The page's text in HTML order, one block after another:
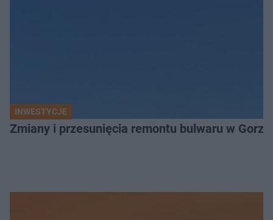
INWESTYCJE
Zmiany i przesunięcia remontu bulwaru w